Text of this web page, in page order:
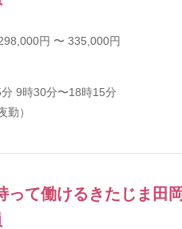
円 〜 335,000円
9時30分〜18時15分
勤）
って働けるきたじま田